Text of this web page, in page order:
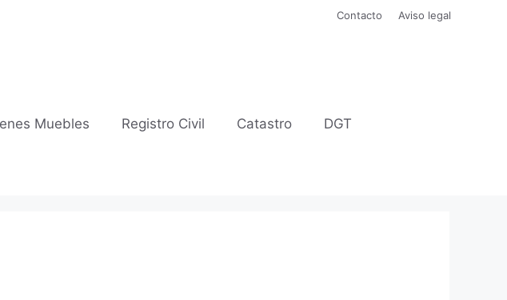
Contacto Aviso legal
Muebles Registro Civil Catastro DGT